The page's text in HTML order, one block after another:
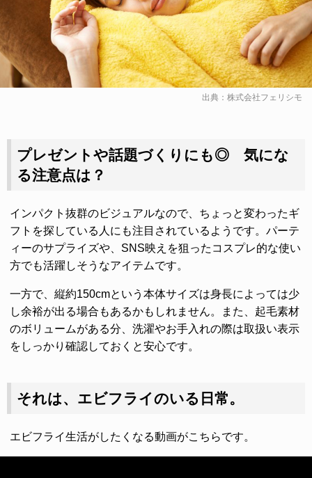
出典： 株式会社フェリシモ
プレゼントや話題づくりにも◎ 気にな
る注意点は？
インパクト抜群のビジュアルなので、ちょっと変わったギ
フトを探している人にも注目されているようです。パーテ
ィーのサプライズや、SNS映えを狙ったコスプレ的な使い
方でも活躍しそうなアイテムです。
一方で、縦約150cmという本体サイズは身長によっては少
し余裕が出る場合もあるかもしれません。また、起毛素材
のボリュームがある分、洗濯やお手入れの際は取扱い表示
をしっかり確認しておくと安心です。
それは、エビフライのいる日常。
エビフライ生活がしたくなる動画がこちらです。